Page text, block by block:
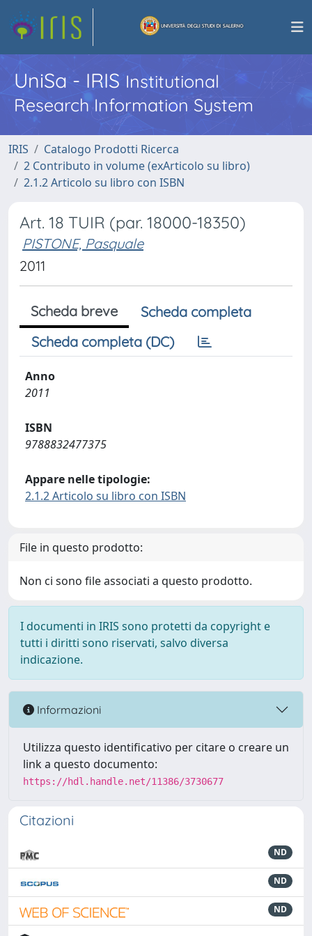
UniSa - IRISInstitutional
Research Information System
IRIS
Catalogo Prodotti Ricerca
2 Contributo in volume (exArticolo su libro)
2.1.2 Articolo su libro con ISBN
Art. 18 TUIR (par. 18000-18350)
PISTONE, Pasquale
2011
Scheda breve
Scheda completa
Scheda completa (DC)
Anno
2011
ISBN
9788832477375
Appare nelle tipologie:
2.1.2 Articolo su libro con ISBN
File in questo prodotto:
Non ci sono file associati a questo prodotto.
I documenti in IRIS sono protetti da copyright e
tutti i diritti sono riservati, salvo diversa
indicazione.
Informazioni
Utilizza questo identificativo per citare o creare un
link a questo documento:
https://hdl.handle.net/11386/3730677
Citazioni
ND
ND
ND